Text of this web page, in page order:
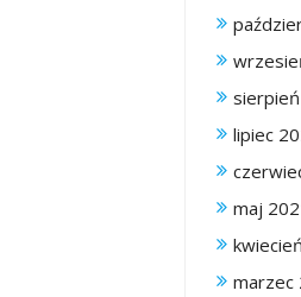
lipiec
maj
marzec